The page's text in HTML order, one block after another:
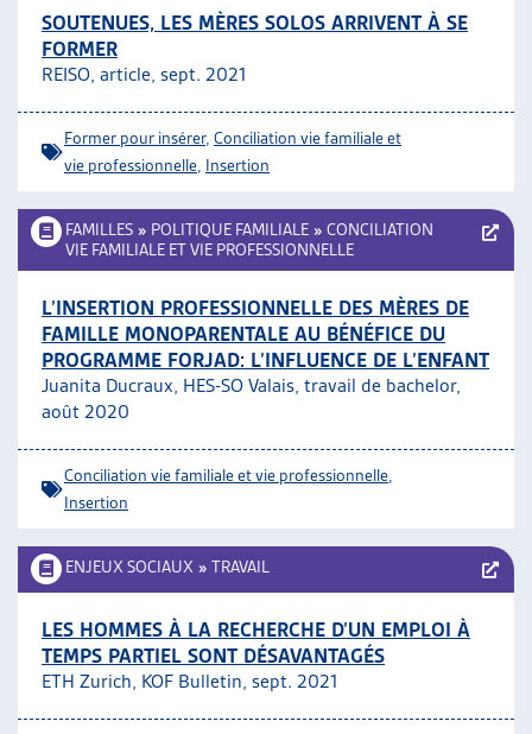
SOUTENUES, LES MÈRES SOLOS ARRIVENT À SE
FORMER
REISO, article, sept. 2021
Former pour insérer, Conciliation vie familiale et
vie professionnelle Insertion
FAMILLES » POLITIQUE FAMILIALE » CONCILIATION
VIE FAMILIALE ET VIE PROFESSIONNELLE
L’INSERTION PROFESSIONNELLE DES MÈRES DE
FAMILLE MONOPARENTALE AU BÉNÉFICE DU
PROGRAMME FORJAD: L’INFLUENCE DE L’ENFANT
Juanita Ducraux, HES-SO Valais, travail de bachelor,
août 2020
Conciliation vie familiale et vie professionnelle
Insertion
ENJEUX SOCIAUX » TRAVAIL
LES HOMMES À LA RECHERCHE D’UN EMPLOI À
TEMPS PARTIEL SONT DÉSAVANTAGÉS
ETH Zurich, KOF Bulletin, sept. 2021